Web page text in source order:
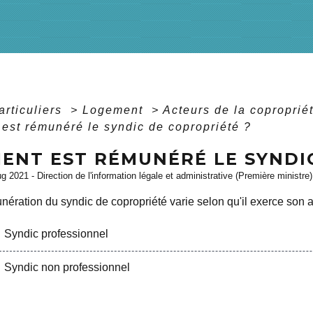
> Logement > Acteurs de la
est rémunéré le syndic de copropriété ?
EST RÉMUNÉRÉ LE
2021 - Direction de l'information légale et administrative (Première ministre)
du syndic de copropriété varie selon qu'il exerce son
Syndic professionnel
Syndic non professionnel